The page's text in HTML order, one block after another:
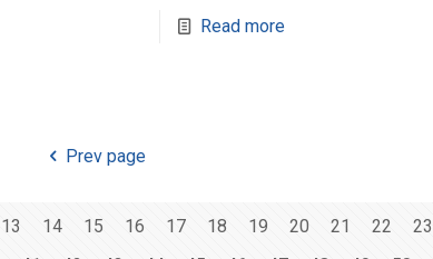
Read more
Prev page
13 14 15 16 17 18 19 20 21 22 23